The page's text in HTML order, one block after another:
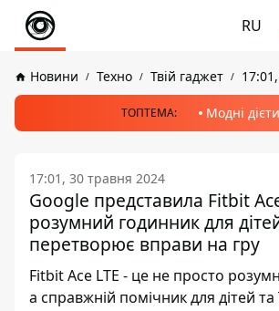
RU
Новини Техно Твій гаджет
ТОПТЕМА: Модні дієти
17:01, 30 травня 2024
Google представила Fitbit
розумний годинник для
перетворює вправи на гру
Fitbit Ace LTE - це не просто
а справжній помічник для дітей та